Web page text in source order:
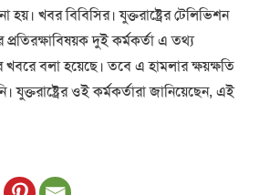
হয়। খবর বিবিসির। যুক্তরাষ্ট্রের টেলিভিশন
দুই কর্মকর্তা এ তথ্য
খবরে বলা হয়েছে। তবে এ হামলার ক্ষয়ক্ষতি
যুক্তরাষ্ট্রের ওই কর্মকর্তারা জানিয়েছেন, এই